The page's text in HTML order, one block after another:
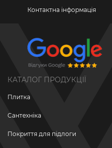
Контактна інформація
КАТАЛОГ ПРОДУКЦІЇ
Плитка
Сантехніка
Покриття для підлоги